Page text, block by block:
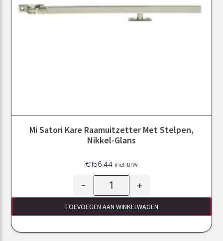
Mi Satori Kare Raamuitzetter Met Stelpen,
Nikkel-Glans
€156.44 Incl. BTW
- +
TOEVOEGEN AAN WINKELWAGEN